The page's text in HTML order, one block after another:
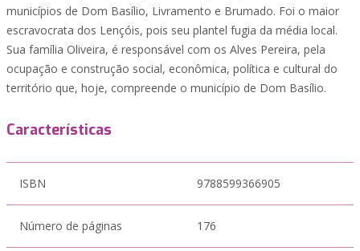
municípios de Dom Basílio, Livramento e Brumado. Foi o maior
escravocrata dos Lençóis, pois seu plantel fugia da média local.
Sua família Oliveira, é responsável com os Alves Pereira, pela
ocupação e construção social, econômica, política e cultural do
território que, hoje, compreende o município de Dom Basílio.
Características
ISBN 9788599366905
Número de páginas 176